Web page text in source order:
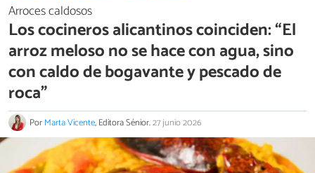
Arroces caldosos
Los cocineros alicantinos coinciden: “El
arroz meloso no se hace con agua, sino
con caldo de bogavante y pescado de
roca”
PorMarta Vicente, Editora Sénior.27 junio 2026